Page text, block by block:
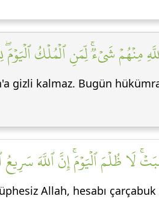
مِنۡهُمۡ شَيۡءٞۚ لِّمَنِ ٱلۡمُلۡكُ ٱلۡيَوۡمَۖ
gizli kalmaz. Bugün
ظُلۡمَ ٱلۡيَوۡمَۚ إِنَّ ٱللَّهَ سَرِيعُ
Allah, hesabı